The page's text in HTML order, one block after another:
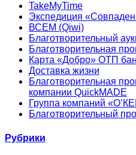
TakeMyTime
Экспедиция
ВСЕМ (Qiwi)
Благотворительный
Благотворительная
Карта «Добро» ОТП
Доставка жизни
Благотворительная
компании QuickMADE
Группа компаний
Благотворительный
Рубрики